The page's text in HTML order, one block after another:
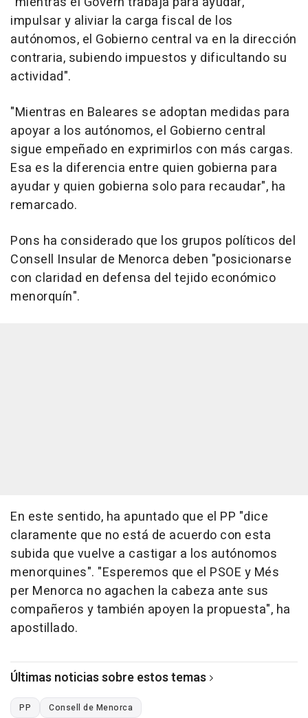
impulsar y aliviar la carga fiscal de los
autónomos, el Gobierno central va en la dirección
contraria, subiendo impuestos y dificultando su
actividad".
"Mientras en Baleares se adoptan medidas para
apoyar a los autónomos, el Gobierno central
sigue empeñado en exprimirlos con más cargas.
Esa es la diferencia entre quien gobierna para
ayudar y quien gobierna solo para recaudar", ha
remarcado.
Pons ha considerado que los grupos políticos del
Consell Insular de Menorca deben "posicionarse
con claridad en defensa del tejido económico
menorquín".
En este sentido, ha apuntado que el PP "dice
claramente que no está de acuerdo con esta
subida que vuelve a castigar a los autónomos
menorquines". "Esperemos que el PSOE y Més
per Menorca no agachen la cabeza ante sus
compañeros y también apoyen la propuesta", ha
apostillado.
Últimas noticias sobre estos temas
PP Consell de Menorca